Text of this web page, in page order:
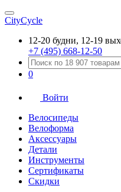
CityCycle
12-20 будни, 12-19
+7 (495) 668-12-50
0
Войти
Велосипеды
Велоформа
Аксессуары
Детали
Инструменты
Сертификаты
Скидки